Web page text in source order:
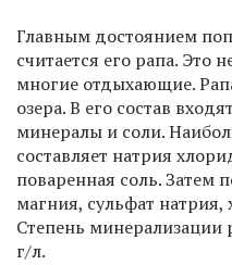
Главным достоянием
считается его рапа. Это
многие отдыхающие.
озера. В его состав
минералы и соли.
составляет натрия
поваренная соль. Затем
магния, сульфат
Степень минерализации
г/л.